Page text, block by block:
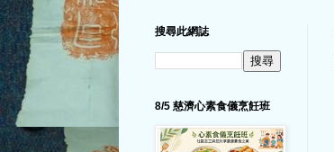
搜尋此網誌
8/5 慈濟心素食儀烹飪班